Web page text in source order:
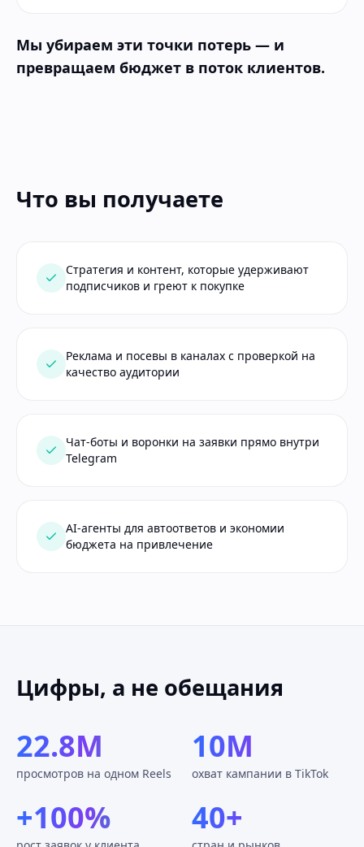
Мы убираем эти точки потерь — и
превращаем бюджет в поток клиентов.
Что вы получаете
Стратегия и контент, которые удерживают
подписчиков и греют к покупке
Реклама и посевы в каналах с проверкой на
качество аудитории
Чат-боты и воронки на заявки прямо внутри
Telegram
AI-агенты для автоответов и экономии
бюджета на привлечение
Цифры, а не обещания
22.8M
просмотров на одном Reels
10M
охват кампании в TikTok
+100% 40+